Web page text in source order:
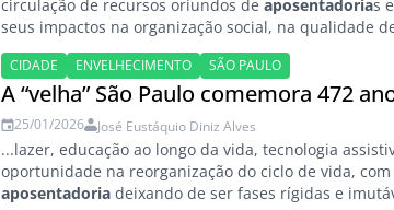
circulação de recursos oriundos deaposentadorias
seus impactos na organização social, na qualidade
CIDADE ENVELHECIMENTO SÃO PAULO
A “velha” São Paulo comemora 472
25/01/2026 José Eustáquio Diniz Alves
...lazer, educação ao longo da vida, tecnologia
oportunidade na reorganização do ciclo de vida,
aposentadoria deixando de ser fases rígidas e